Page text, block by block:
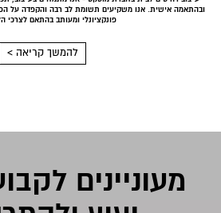
ובהתאמה אישית. אנו משקיעים תשומת לב רבה והקפדה על
פונקציונלי ומעותב בהתאם לצרכי
להמשך קריאה >
מעוניינים